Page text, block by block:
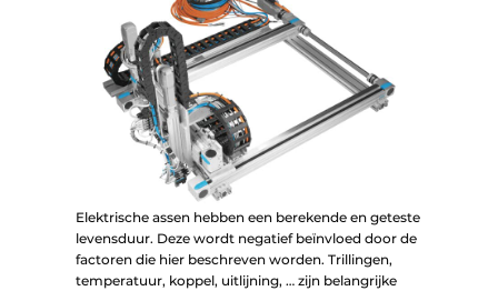
Elektrische assen hebben een berekende en geteste
levensduur. Deze wordt negatief beïnvloed door de
factoren die hier beschreven worden. Trillingen,
temperatuur, koppel, uitlijning, … zijn belangrijke